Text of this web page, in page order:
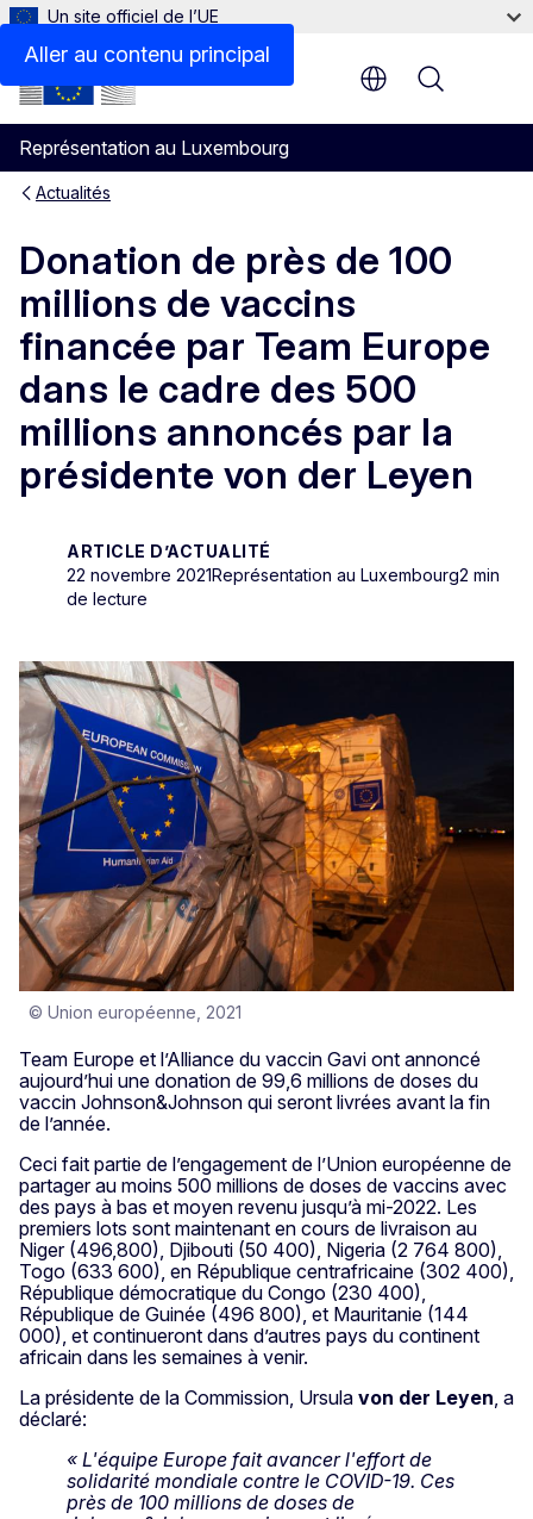
Aller au contenu principal
Un site officiel de l’UE
Représentation au Luxembourg
Menu
Actualités
Donation de près de 100
millions de vaccins
financée par Team Europe
dans le cadre des 500
millions annoncés par la
présidente von der Leyen
ARTICLE D’ACTUALITÉ
22 novembre 2021Représentation au Luxembourg2 min
de lecture
© Union européenne, 2021
Team Europe et l’Alliance du vaccin Gavi ont annoncé
aujourd’hui une donation de 99,6 millions de doses du
vaccin Johnson&Johnson qui seront livrées avant la fin
de l’année.
Ceci fait partie de l’engagement de l’Union européenne de
partager au moins 500 millions de doses de vaccins avec
des pays à bas et moyen revenu jusqu’à mi-2022. Les
premiers lots sont maintenant en cours de livraison au
Niger (496,800), Djibouti (50 400), Nigeria (2 764 800),
Togo (633 600), en République centrafricaine (302 400),
République démocratique du Congo (230 400),
République de Guinée (496 800), et Mauritanie (144
000), et continueront dans d’autres pays du continent
africain dans les semaines à venir.
La présidente de la Commission, Ursula von der Leyen, a
déclaré:
« L'équipe Europe fait avancer l'effort de
solidarité mondiale contre le COVID-19. Ces
près de 100 millions de doses de